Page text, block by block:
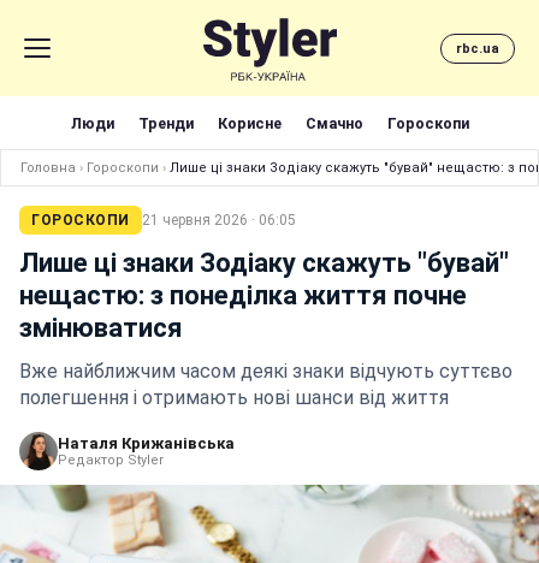
rbc.ua
Люди Тренди Корисне Смачно Гороскопи
Головна › Гороскопи › Лише ці знаки Зодіаку скажуть "бувай" нещастю: з
ГОРОСКОПИ 21 червня 2026 · 06:05
Лише ці знаки Зодіаку скажуть "бувай"
нещастю: з понеділка життя почне
змінюватися
Вже найближчим часом деякі знаки відчують суттєво
полегшення і отримають нові шанси від життя
Наталя Крижанівська
Редактор Styler